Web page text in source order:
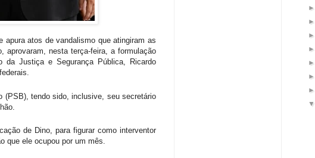
apura atos de vandalismo que atingiram as
nesta terça-feira, a formulação
Justiça e Segurança Pública, Ricardo
(PSB), tendo sido, inclusive, seu secretário
de Dino, para figurar como interventor
que ele ocupou por um mês.
►
►
►
►
►
►
►
▼